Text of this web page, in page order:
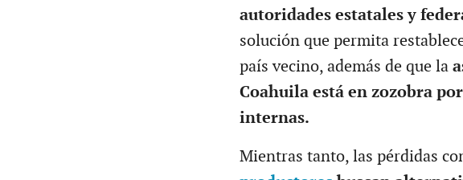
autoridades estatales y
solución que permita
país vecino, además de que la
Coahuila está en zozobra
internas.
Mientras tanto, las pérdidas